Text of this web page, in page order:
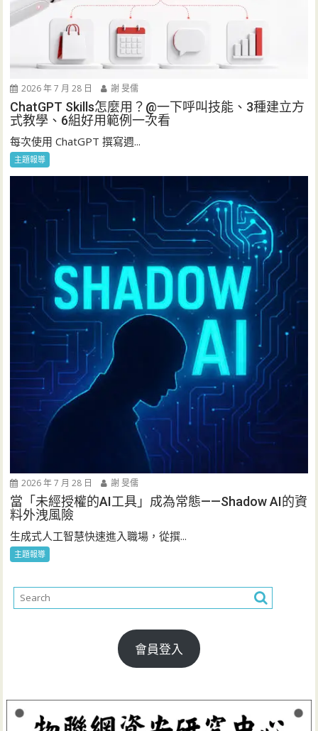
2026 年 7 月 28 日 謝 旻儒
ChatGPT Skills怎麼用？@一下呼叫技能、3種建立方
式教學、6組好用範例一次看
每次使用 ChatGPT 撰寫週...
主題報導
2026 年 7 月 28 日 謝 旻儒
當「未經授權的AI工具」成為常態——Shadow AI的資
料外洩風險
生成式人工智慧快速進入職場，從撰...
主題報導
會員登入